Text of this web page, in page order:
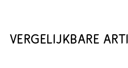
VERGELIJKBARE